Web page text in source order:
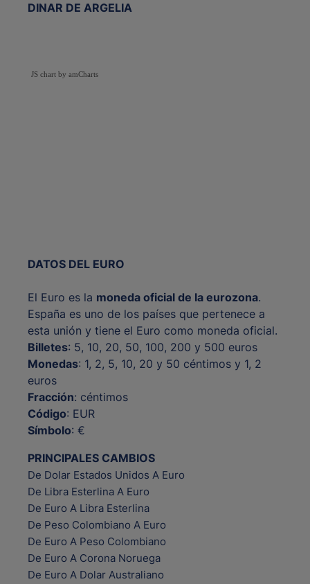
DINAR DE ARGELIA
JS chart by amCharts
DATOS DEL EURO
El Euro es la moneda oficial de la eurozona.
España es uno de los países que pertenece a
esta unión y tiene el Euro como moneda oficial.
Billetes: 5, 10, 20, 50, 100, 200 y 500 euros
Monedas: 1, 2, 5, 10, 20 y 50 céntimos y 1, 2
euros
Fracción: céntimos
Código: EUR
Símbolo: €
PRINCIPALES CAMBIOS
De Dolar Estados Unidos A Euro
De Libra Esterlina A Euro
De Euro A Libra Esterlina
De Peso Colombiano A Euro
De Euro A Peso Colombiano
De Euro A Corona Noruega
De Euro A Dolar Australiano